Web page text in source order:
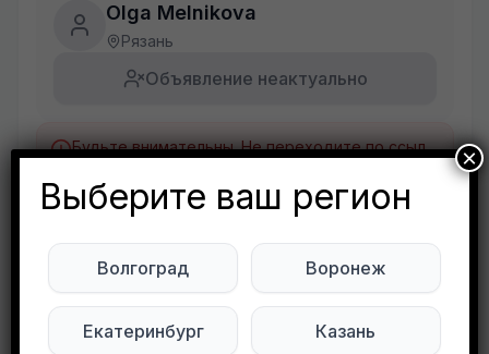
Olga Melnikova
Рязань
Объявление неактуально
Будьте внимательны. Не переходите по ссылкам, если вам предлагают в личной переписке с дарителем оплаты доставки, брони, предоплаты или установки стороннего приложения, удалите переписку и заблокируйте пользователя. Обо всех таких постах сообщайте
Отдам в одни руки
Район Дашково Песочня
Подписывайтесь на нас в социальных
сетях:
Выберите ваш регион
Волгоград Воронеж
Екатеринбург Казань
×